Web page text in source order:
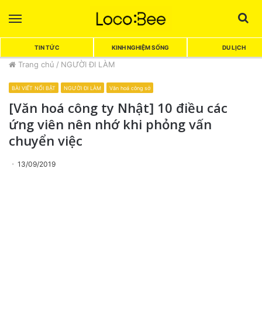
TIN TỨC KINH NGHIỆM SỐNG DU LỊCH
Trang chủ / NGƯỜI ĐI LÀM
BÀI VIẾT NỔI BẬT NGƯỜI ĐI LÀM Văn hoá công sở
[Văn hoá công ty Nhật] 10 điều các
ứng viên nên nhớ khi phỏng vấn
chuyển việc
13/09/2019